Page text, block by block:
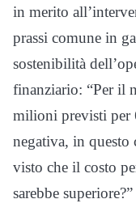
in merito
prassi comune in
sostenibilità
finanziario: “Per il
milioni previsti per
negativa, in questo
visto che il costo
sarebbe superiore?”